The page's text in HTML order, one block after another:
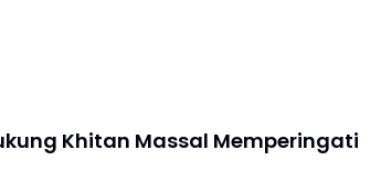
Khitan Massal Memperingati